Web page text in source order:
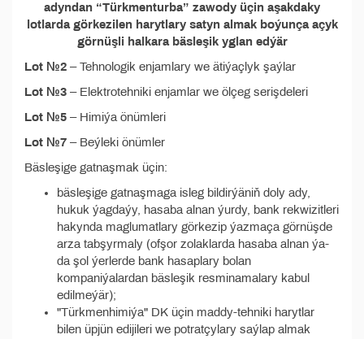
adyndan “Türkmenturba” zawody üçin aşakdaky
lotlarda görkezilen harytlary satyn almak boýunça açyk
görnüşli halkara bäsleşik yglan edýär
Lot №2 – Tehnologik enjamlary we ätiýaçlyk şaýlar
Lot №3 – Elektrotehniki enjamlar we ölçeg serişdeleri
Lot №5 – Himiýa önümleri
Lot №7 – Beýleki önümler
Bäsleşige gatnaşmak üçin:
bäsleşige gatnaşmaga isleg bildirýäniň doly ady,
hukuk ýagdaýy, hasaba alnan ýurdy, bank rekwizitleri
hakynda maglumatlary görkezip ýazmaça görnüşde
arza tabşyrmaly (ofşor zolaklarda hasaba alnan ýa-
da şol ýerlerde bank hasaplary bolan
kompaniýalardan bäsleşik resminamalary kabul
edilmeýär);
"Türkmenhimiýa" DK üçin maddy-tehniki harytlar
bilen üpjün edijileri we potratçylary saýlap almak